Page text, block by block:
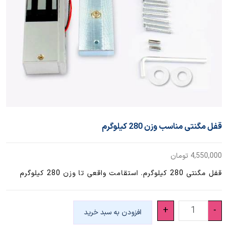
قفل مگنتی مناسب وزن 280 کیلوگرم
4,550,000 تومان
قفل مگنتی 280 کیلوگرم. استقامت واقعی تا وزن 280 کیلوگرم
-
مگنتی
+ افزودن به سبد خرید